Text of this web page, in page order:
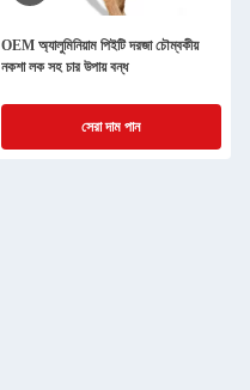
OEM অ্যালুমিনিয়াম পিইটি দরজা চৌম্বকীয়
নকশা লক সহ চার উপায় বন্ধ
সেরা দাম পান